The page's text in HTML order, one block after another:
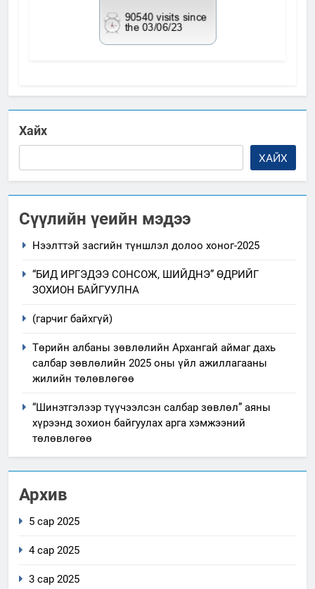
Хайх
ХАЙХ
Сүүлийн үеийн мэдээ
Нээлттэй засгийн түншлэл долоо хоног-2025
“БИД ИРГЭДЭЭ СОНСОЖ, ШИЙДНЭ” ӨДРИЙГ
ЗОХИОН БАЙГУУЛНА
(гарчиг байхгүй)
Төрийн албаны зөвлөлийн Архангай аймаг дахь
салбар зөвлөлийн 2025 оны үйл ажиллагааны
жилийн төлөвлөгөө
“Шинэтгэлээр түүчээлсэн салбар зөвлөл” аяны
хүрээнд зохион байгуулах арга хэмжээний
төлөвлөгөө
Архив
5 сар 2025
4 сар 2025
3 сар 2025